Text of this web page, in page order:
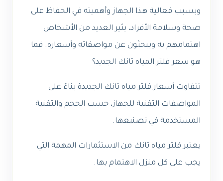
وبسبب فعالية هذا الجهاز وأهميته في الحفاظ على
صحة وسلامة الأفراد، يثير العديد من الأشخاص
اهتمامهم به ويبحثون عن مواصفاته وأسعاره. فما
هو سعر فلتر المياه تانك الجديد؟
تتفاوت أسعار فلتر مياه تانك الجديدة بناءً على
المواصفات التقنية للجهاز، حسب الحجم والتقنية
المستخدمة في تصنيعها.
يعتبر فلتر مياه تانك من الاستثمارات المهمة التي
يجب على كل منزل الاهتمام بها.